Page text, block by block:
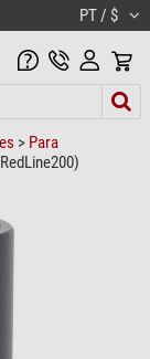
PT / $
> Para